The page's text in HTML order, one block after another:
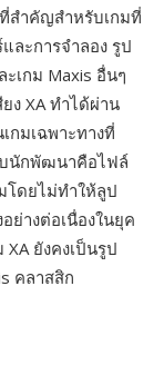
สำคัญสำหรับเกมที่
ละการจำลอง รูป
เกม Maxis อื่นๆ
ง XA ทำได้ผ่าน
กมเฉพาะทางที่
นักพัฒนาคือไฟล์
โดยไม่ทำให้ลูป
ย่างต่อเนื่องในยุค
ยังคงเป็นรูป
คลาสสิก